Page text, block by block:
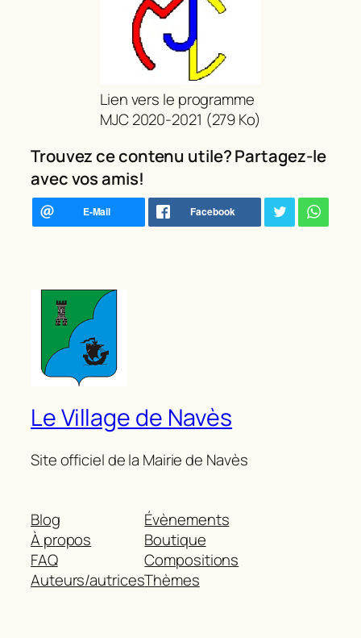
Lien vers le programme
MJC 2020-2021 (279 Ko)
Trouvez ce contenu utile? Partagez-le
avec vos amis!
Le Village de Navès
Site officiel de la Mairie de Navès
Blog
À propos
FAQ
Auteurs/autrices
Évènements
Boutique
Compositions
Thèmes